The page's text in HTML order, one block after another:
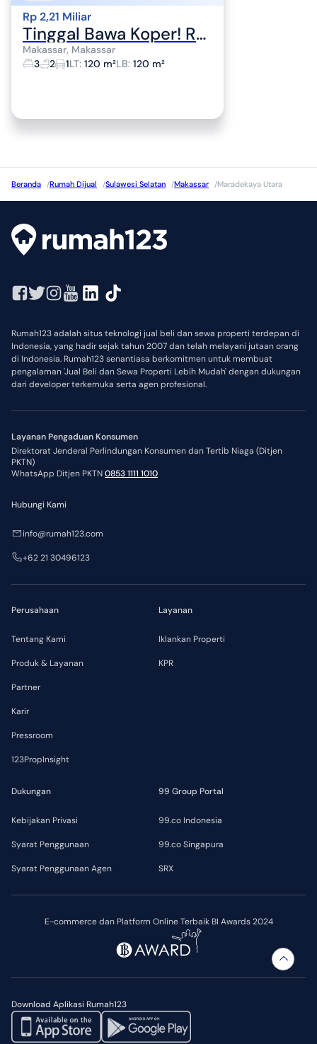
Rp 2,21 Miliar
Tinggal Bawa Koper! Rumah Cantik Tipe Padma Full Furnished di Bukit Baruga
Makassar, Makassar
3
2 1LT: 120 m²LB: 120 m²
Beranda /Rumah Dijual /Sulawesi Selatan /Makassar /Maradekaya Utara
Rumah123 adalah situs teknologi jual beli dan sewa properti terdepan di
Indonesia, yang hadir sejak tahun 2007 dan telah melayani jutaan orang
di Indonesia. Rumah123 senantiasa berkomitmen untuk membuat
pengalaman 'Jual Beli dan Sewa Properti Lebih Mudah' dengan dukungan
dari developer terkemuka serta agen profesional.
Layanan Pengaduan Konsumen
Direktorat Jenderal Perlindungan Konsumen dan Tertib Niaga (Ditjen
PKTN)
WhatsApp Ditjen PKTN0853 1111 1010
E-commerce dan Platform Online Terbaik BI Awards 2024
Download Aplikasi Rumah123
Perusahaan
Tentang Kami
Produk & Layanan
Partner
Karir
Pressroom
123PropInsight
Layanan
Iklankan Properti
KPR
Dukungan
Kebijakan Privasi
Syarat Penggunaan
Syarat Penggunaan Agen
99 Group Portal
99.co Indonesia
99.co Singapura
SRX
Hubungi Kami
info@rumah123.com
+62 21 30496123